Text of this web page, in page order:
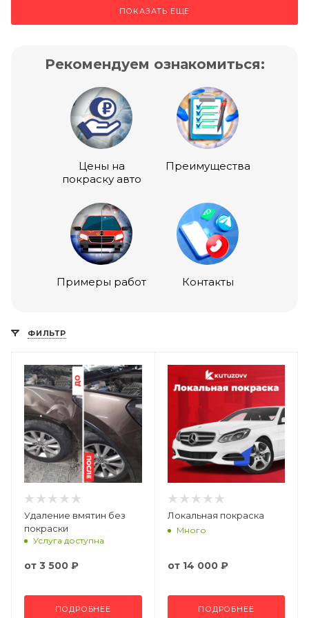
ПОКАЗАТЬ ЕЩЕ
Рекомендуем ознакомиться:
Цены на
покраску авто
Преимущества
Примеры работ Контакты
ФИЛЬТР
Удаление вмятин без
покраски
Услуга доступна
от 3 500 ₽
ПОДРОБНЕЕ
Локальная покраска
Много
от 14 000 ₽
ПОДРОБНЕЕ